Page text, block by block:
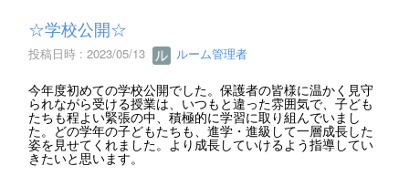
☆学校公開☆
投稿日時 : 2023/05/13 ルーム管理者
今年度初めての学校公開でした。保護者の皆様に温かく見守
られながら受ける授業は、いつもと違った雰囲気で、子ども
たちも程よい緊張の中、積極的に学習に取り組んでいまし
た。どの学年の子どもたちも、進学・進級して一層成長した
姿を見せてくれました。より成長していけるよう指導してい
きたいと思います。